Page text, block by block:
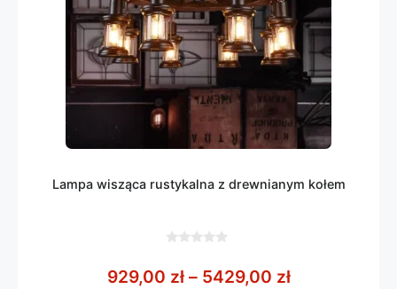
Lampa wisząca rustykalna z drewnianym kołem
5
929,00 zł – 5429,00 złZakres cen: